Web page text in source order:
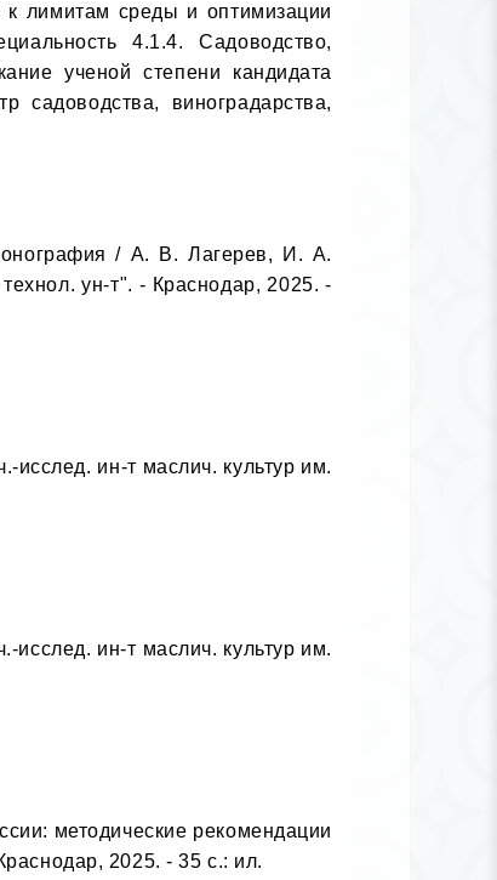
лимитам среды и оптимизации
4.1.4. Садоводство,
ученой степени кандидата
виноградарства,
/ А. В. Лагерев, И. А.
ун-т". - Краснодар, 2025. -
ин-т маслич. культур им.
ин-т маслич. культур им.
методические рекомендации
2025. - 35 с.: ил.